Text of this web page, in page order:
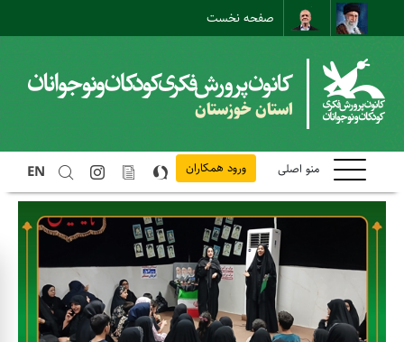
صفحه نخست
نقشه سایت
تماس با ما
استان خوزستان
منو اصلی EN ورود همکاران